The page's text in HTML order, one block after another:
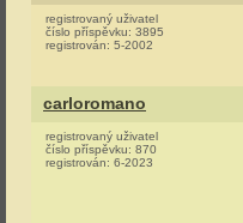
registrovaný uživatel
číslo příspěvku: 3895
registrován: 5-2002
carloromano
registrovaný uživatel
číslo příspěvku: 870
registrován: 6-2023